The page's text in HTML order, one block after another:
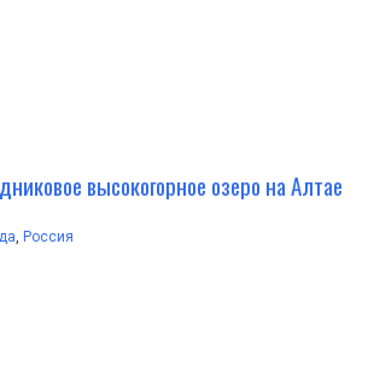
высокогорное озеро на Алтае
, Россия